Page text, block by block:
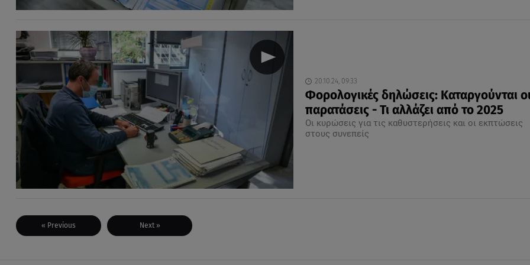
20.10.24, 09:33
Φορολογικές δηλώσεις: Καταργούνται
παρατάσεις - Τι αλλάζει από το 2025
Οι κυρώσεις για τις καθυστερήσεις και οι εκπτώσεις
στους συνεπείς
« Previous Next »